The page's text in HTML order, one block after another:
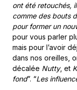
ont été retouchés,
comme des bouts
pour former un
pour vous parler
mais pour l’avoir
dans nos oreilles,
décalée Nutty, et
fond”. “Les